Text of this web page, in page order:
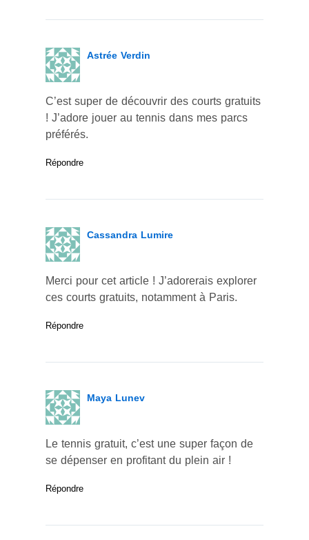
Astrée Verdin
C’est super de découvrir des courts gratuits
! J’adore jouer au tennis dans mes parcs
préférés.
Répondre
Cassandra Lumire
Merci pour cet article ! J’adorerais explorer
ces courts gratuits, notamment à Paris.
Répondre
Maya Lunev
Le tennis gratuit, c’est une super façon de
se dépenser en profitant du plein air !
Répondre